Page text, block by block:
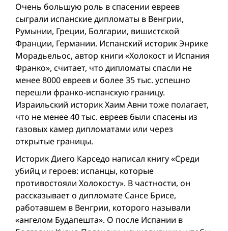
Очень большую роль в спасении евреев
сыграли испанские дипломаты в Венгрии,
Румынии, Греции, Болгарии, вишистской
Франции, Германии. Испанский историк Энрике
Морадьельос, автор книги «Холокост и Испания
Франко», считает, что дипломаты спасли не
менее 8000 евреев и более 35 тыс. успешно
перешли франко-испанскую границу.
Израильский историк Хаим Авни тоже полагает,
что не менее 40 тыс. евреев были спасены из
газовых камер дипломатами или через
открытые границы.
Историк Диего Карседо написал книгу «Среди
убийц и героев: испанцы, которые
противостояли Холокосту». В частности, он
рассказывает о дипломате Сансе Брисе,
работавшем в Венгрии, которого называли
«ангелом Будапешта». О после Испании в